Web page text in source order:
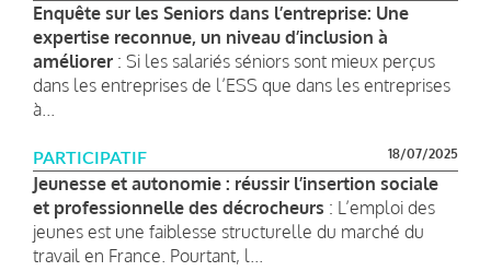
Enquête sur les Seniors dans l’entreprise: Une
expertise reconnue, un niveau d’inclusion à
améliorer : Si les salariés séniors sont mieux perçus
dans les entreprises de l’ESS que dans les entreprises
à...
PARTICIPATIF 18/07/2025
Jeunesse et autonomie : réussir l’insertion sociale
et professionnelle des décrocheurs : L’emploi des
jeunes est une faiblesse structurelle du marché du
travail en France. Pourtant, l...